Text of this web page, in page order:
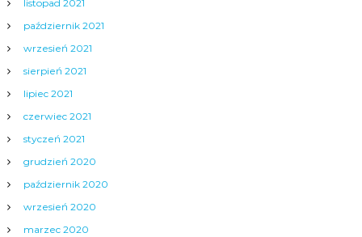
listopad 2021
październik 2021
wrzesień 2021
sierpień 2021
lipiec 2021
czerwiec 2021
styczeń 2021
grudzień 2020
październik 2020
wrzesień 2020
marzec 2020